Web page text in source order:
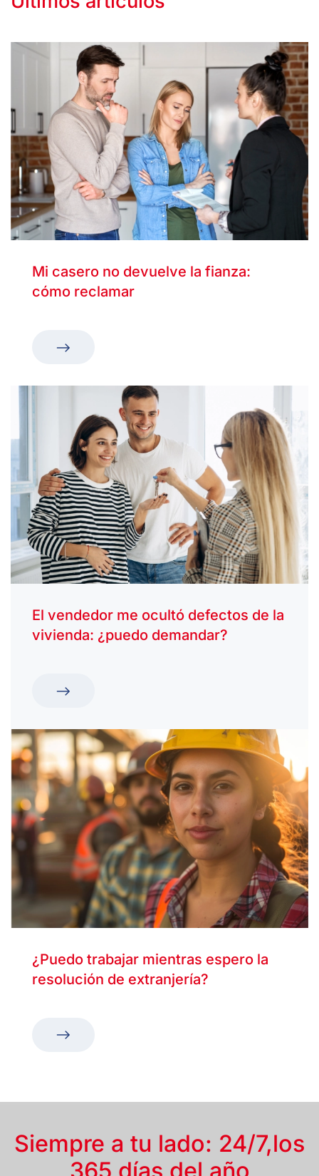
Mi casero no devuelve la fianza:
cómo reclamar
El vendedor me ocultó defectos de la
vivienda: ¿puedo demandar?
¿Puedo trabajar mientras espero la
resolución de extranjería?
Siempre a tu lado: 24/7,los
365 días del año